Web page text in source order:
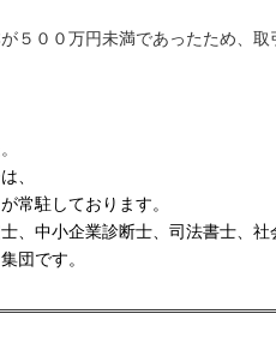
５００万円未満であったため、
、
常駐しております。
、中小企業診断士、司法書士、社
団です。